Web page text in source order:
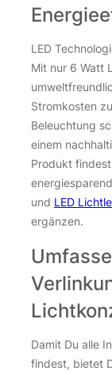
LED
Mit nur 6 Watt
Stromkosten
Beleuchtung
einem
Produkt
und LED
ergänzen.
Damit Du alle
findest, bietet